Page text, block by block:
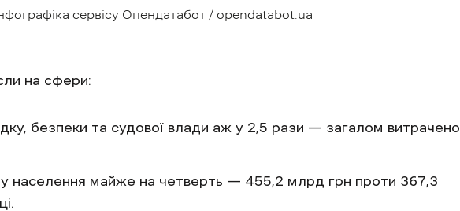
сервісу Опендатабот / opendatabot.ua
на сфери:
безпеки та судової влади аж у 2,5 рази — загалом витрачено
населення майже на четверть — 455,2 млрд грн проти 367,3